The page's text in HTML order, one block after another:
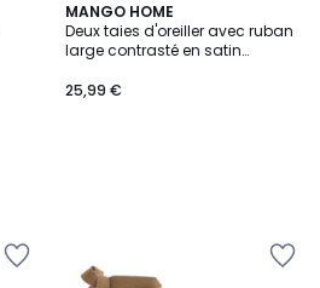
MANGO HOME
Deux taies d'oreiller avec ruban
large contrasté en satin
25,99 €